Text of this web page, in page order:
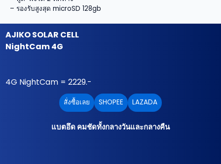
– รองรับสูงสุด microSD 128gb
AJIKO SOLAR CELL
NightCam 4G
4G NightCam = 2229.-
สั่งซื้อเลย SHOPEE LAZADA
แบตอึด คมชัดทั้งกลางวันและกลางคืน